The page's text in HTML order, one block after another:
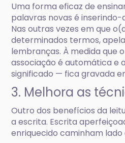
Uma forma eficaz de
palavras novas é
Nas outras vezes em que
determinados termos,
lembranças. À medida que
associação é automática e
significado — fica gravada
3. Melhora as
Outro dos benefícios da
a escrita. Escrita
enriquecido caminham lado